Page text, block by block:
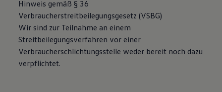
Magazin
Lifestyle
Transport
Elektromobilität
Volkswagen R
Pannen- und Unfallhilfe
Hinweis gemäß § 36
Verbraucherstreitbeilegungsgesetz (VSBG)
Wir sind zur Teilnahme an einem
Streitbeilegungsverfahren vor einer
Verbraucherschlichtungsstelle weder bereit noch dazu
verpflichtet.